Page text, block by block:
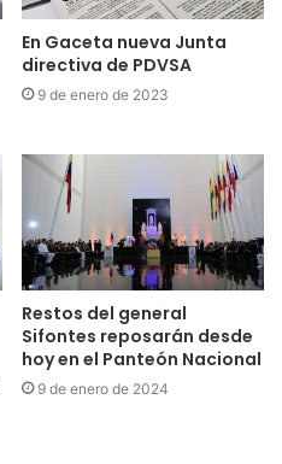
En Gaceta nueva Junta
directiva de PDVSA
9 de enero de 2023
Restos del general
Sifontes reposarán desde
hoy en el Panteón Nacional
9 de enero de 2024